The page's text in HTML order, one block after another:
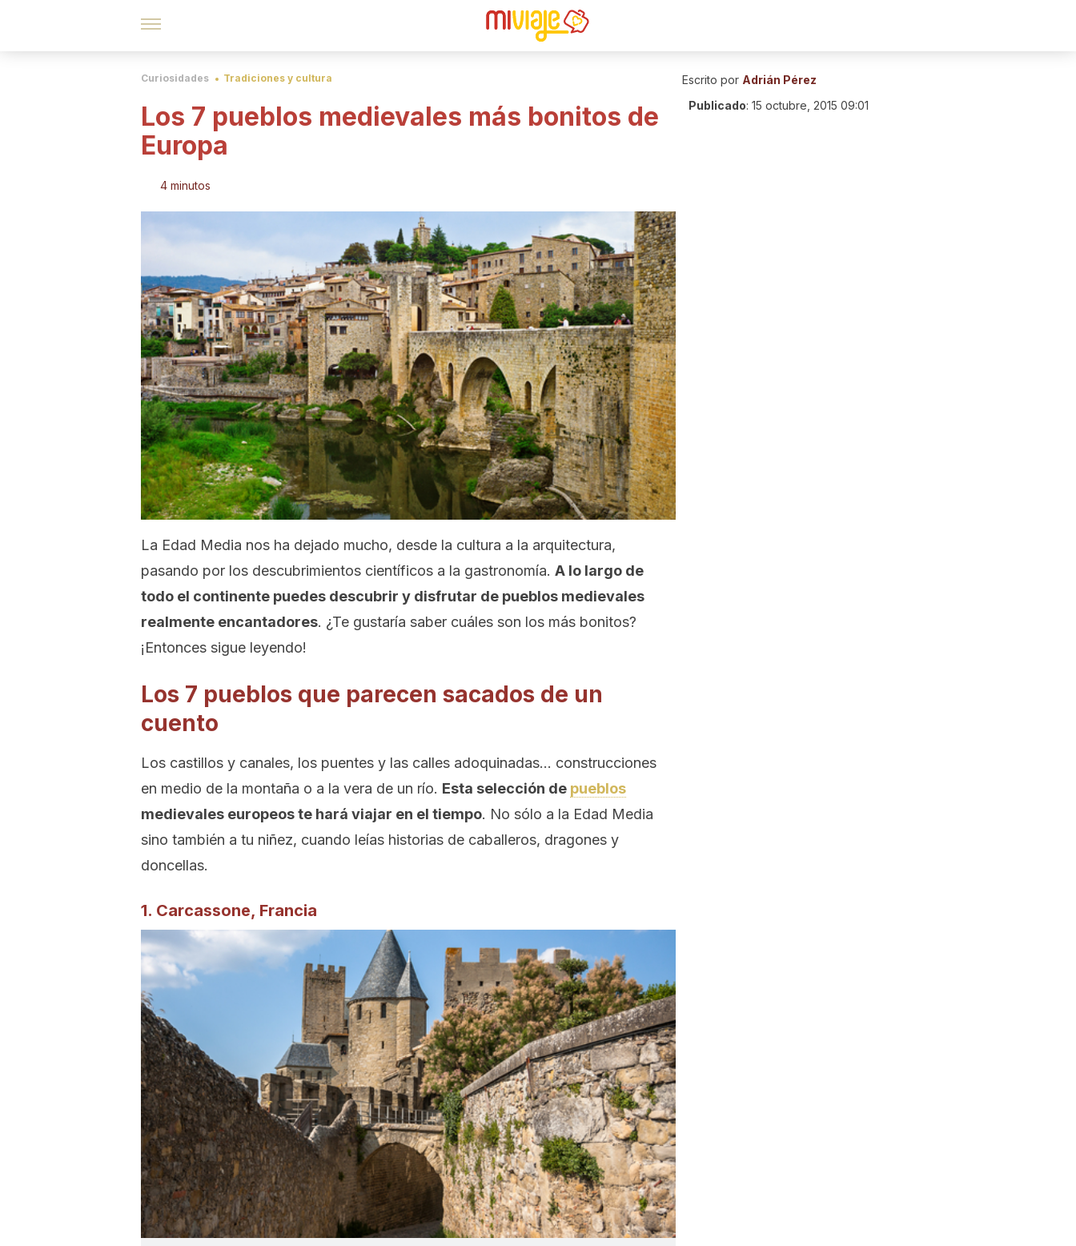
Curiosidades Tradiciones y cultura
Los 7 pueblos medievales más bonitos de
Europa
4 minutos
La Edad Media nos ha dejado mucho, desde la cultura a la arquitectura,
pasando por los descubrimientos científicos a la gastronomía. A lo largo de
todo el continente puedes descubrir y disfrutar de pueblos medievales
realmente encantadores. ¿Te gustaría saber cuáles son los más bonitos?
¡Entonces sigue leyendo!
Los 7 pueblos que parecen sacados de un
cuento
Los castillos y canales, los puentes y las calles adoquinadas… construcciones
en medio de la montaña o a la vera de un río. Esta selección de pueblos
medievales europeos te hará viajar en el tiempo. No sólo a la Edad Media
sino también a tu niñez, cuando leías historias de caballeros, dragones y
doncellas.
1. Carcassone, Francia
Escrito por Adrián Pérez
Publicado: 15 octubre, 2015 09:01